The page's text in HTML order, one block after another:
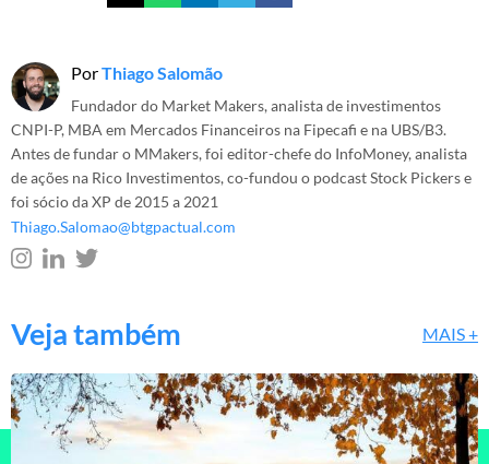
PorThiago Salomão
Fundador do Market Makers, analista de investimentos
CNPI-P, MBA em Mercados Financeiros na Fipecafi e na UBS/B3.
Antes de fundar o MMakers, foi editor-chefe do InfoMoney, analista
de ações na Rico Investimentos, co-fundou o podcast Stock Pickers e
foi sócio da XP de 2015 a 2021
Thiago.Salomao@btgpactual.com
Veja também MAIS +